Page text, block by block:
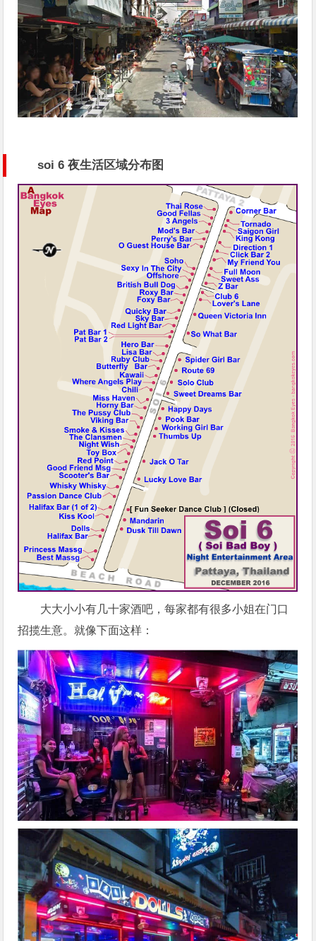
soi 6 夜生活区域分布图
大大小小有几十家酒吧，每家都有很多小姐在门口
招揽生意。就像下面这样：